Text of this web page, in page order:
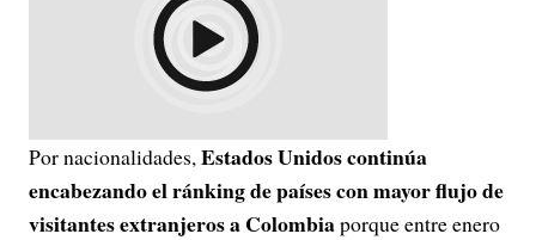
Por nacionalidades,Estados Unidos continúa
encabezando el ránking de países con mayor flujo de
visitantes extranjeros a Colombiaporque entre enero